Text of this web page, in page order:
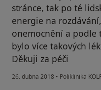
stránce, tak po té
energie na
onemocnění a podle
bylo více takových
Děkuji za péči
26. dubna 2018 • Poliklinika